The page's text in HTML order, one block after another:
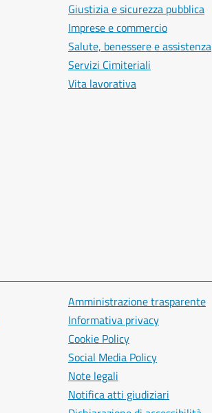
Giustizia e sicurezza pubblica
Imprese e commercio
Salute, benessere e assistenza
Servizi Cimiteriali
Vita lavorativa
Amministrazione trasparente
Informativa privacy
Cookie Policy
Social Media Policy
Note legali
Notifica atti giudiziari